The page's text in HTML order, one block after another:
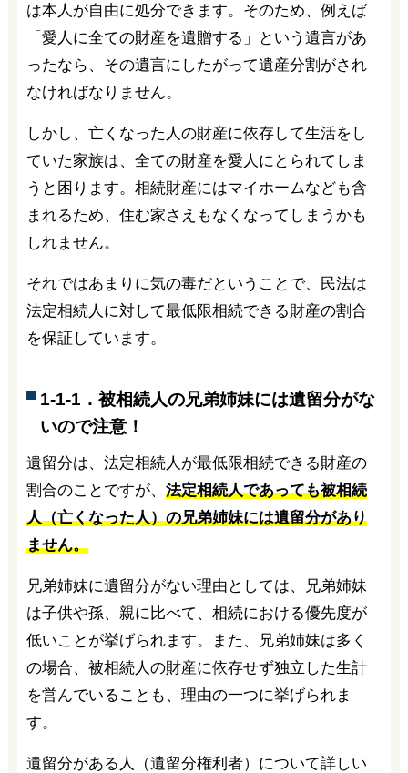
は本人が自由に処分できます。そのため、例えば
「愛人に全ての財産を遺贈する」という遺言があ
ったなら、その遺言にしたがって遺産分割がされ
なければなりません。
しかし、亡くなった人の財産に依存して生活をし
ていた家族は、全ての財産を愛人にとられてしま
うと困ります。相続財産にはマイホームなども含
まれるため、住む家さえもなくなってしまうかも
しれません。
それではあまりに気の毒だということで、民法は
法定相続人に対して最低限相続できる財産の割合
を保証しています。
1-1-1．被相続人の兄弟姉妹には遺留分がな
いので注意！
遺留分は、法定相続人が最低限相続できる財産の
割合のことですが、 法定相続人であっても被相続
人（亡くなった人）の兄弟姉妹には遺留分があり
ません。
兄弟姉妹に遺留分がない理由としては、兄弟姉妹
は子供や孫、親に比べて、相続における優先度が
低いことが挙げられます。また、兄弟姉妹は多く
の場合、被相続人の財産に依存せず独立した生計
を営んでいることも、理由の一つに挙げられま
す。
遺留分がある人（遺留分権利者）について詳しい